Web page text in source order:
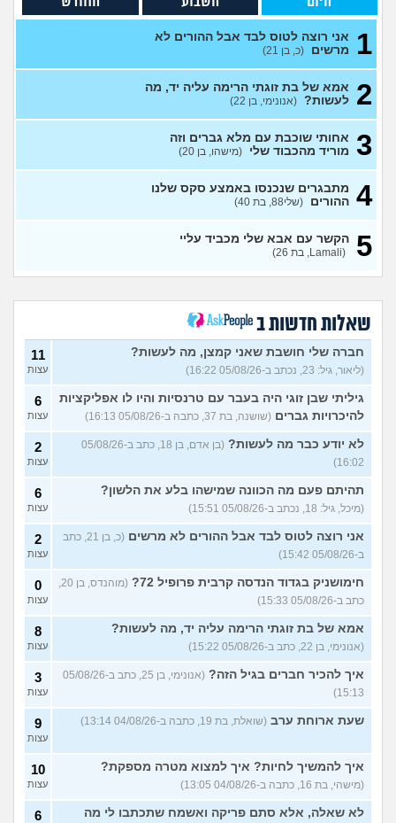
(אנונימי, בן 28)
האם גם אתם חוויתם התעללות
מההורים? (דיוויד, בן 22)
אני אבוד, מה אני צריך
לעשות? (addd, בן 21)
2
איפה אני? לא רואים אותי? 3
איך אני אמורה להתמודד עם
המצב?
(אנונימית, בת 21) עצות
אני רוצה לנתק איתו קשר ולא
נערה בת 18 שרוצה לצאת
ההורים
(אנונימי, בת 18)
סבתא אהובה, בודדה
ומשתוללת (רק נכד, בן 28)
4
האם אח שלי מקנא/שונא את
אשתי?
(אורי, בן 33)
8
עצות
הבת שלי מדוכדכת שאני ואביה
מבוגרים... איך מתמודדים? (.,
בת 45)
עצות
יש לי אפוטרופוס ואני לא מבין
למה
(זורו, בן 40)
5
עצות
לא יודע מה לעשות יותר עם
המשפחה שלי (יורם, בן 23) עצות
בן 10 לא רוצה שאנחנו ההורים
נהיה נוכחים במסיבת סיום של
הכיתה
(גורי, בן 42)
9
עצות
מה הסוד הזה שגורם לריח
הטוב להשאר בבגד לאורך זמן
???
(מתלמדת, בת 50)
7
עצות
איך לומר להורים שאני רוצה
להיות חילוני?
(אהרן, בן 17)
9
עצות
עוד שאלות חדשות במדור
1
אני רוצה לטוס לבד אבל ההורים לא
מרשים (כ, בן 21)
2
אמא של בת זוגתי הרימה עליה יד, מה
לעשות? (אנונימי, בן 22)
3 אחותי שוכבת עם מלא גברים וזה
מוריד מהכבוד שלי (מישהו, בן 20)
4 מתבגרים שנכנסו באמצע סקס שלנו
ההורים (שלי88, בת 40)
5 הקשר עם אבא שלי מכביד עליי
(Lamali, בת 26)
שאלות חדשות ב
חברה שלי חושבת שאני קמצן, מה לעשות?
(ליאור, גיל: 23, נכתב ב-05/08/26 16:22)
11
עצות
גיליתי שבן זוגי היה בעבר עם טרנסיות והיו לו אפליקציות
להיכרויות גברים (שושנה, בת 37, כתבה ב-05/08/26 16:13)
6
עצות
לא יודע כבר מה לעשות?
(בן אדם, בן 18, כתב ב-05/08/26
16:02)
2
עצות
תהיתם פעם מה הכוונה שמישהו בלע את הלשון?
(מיכל, גיל: 18, נכתב ב-05/08/26 15:51)
6
עצות
אני רוצה לטוס לבד אבל ההורים לא מרשים
(כ, בן 21, כתב
ב-05/08/26 15:42)
2
עצות
חימושניק בגדוד הנדסה קרבית פרופיל 72?
(מוהנדס, בן 20,
כתב ב-05/08/26 15:33)
0
עצות
אמא של בת זוגתי הרימה עליה יד, מה לעשות?
(אנונימי, בן 22, כתב ב-05/08/26 15:22)
8
עצות
איך להכיר חברים בגיל הזה?
(אנונימי, בן 25, כתב ב-05/08/26
15:13)
3
עצות
שעת ארוחת ערב (שואלת, בת 19, כתבה ב-04/08/26 13:14) 9
עצות
איך להמשיך לחיות? איך למצוא מטרה מספקת?
(מישהי, בת 16, כתבה ב-04/08/26 13:05)
10
עצות
לא שאלה, אלא סתם פריקה ואשמח שתכתבו לי מה
6